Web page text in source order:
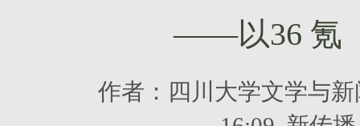
——以36 氪
作者： 四川大学文学与